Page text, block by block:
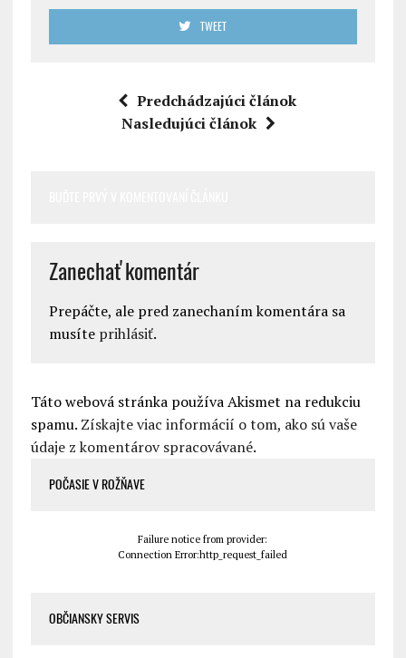
TWEET
Predchádzajúci článok
Nasledujúci článok
Zanechať komentár
Prepáčte, ale pred zanechaním komentára sa
musíte prihlásiť.
Táto webová stránka používa Akismet na redukciu
spamu. Získajte viac informácií o tom, ako sú vaše
údaje z komentárov spracovávané.
POČASIE V ROŽŇAVE
Failure notice from provider:
Connection Error:http_request_failed
OBČIANSKY SERVIS